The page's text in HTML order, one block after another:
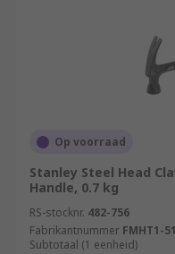
Op voorraad
Stanley Steel Head
Handle, 0.7 kg
RS-stocknr. 482-756
Fabrikantnummer FMHT1-
Subtotaal (1 eenheid)